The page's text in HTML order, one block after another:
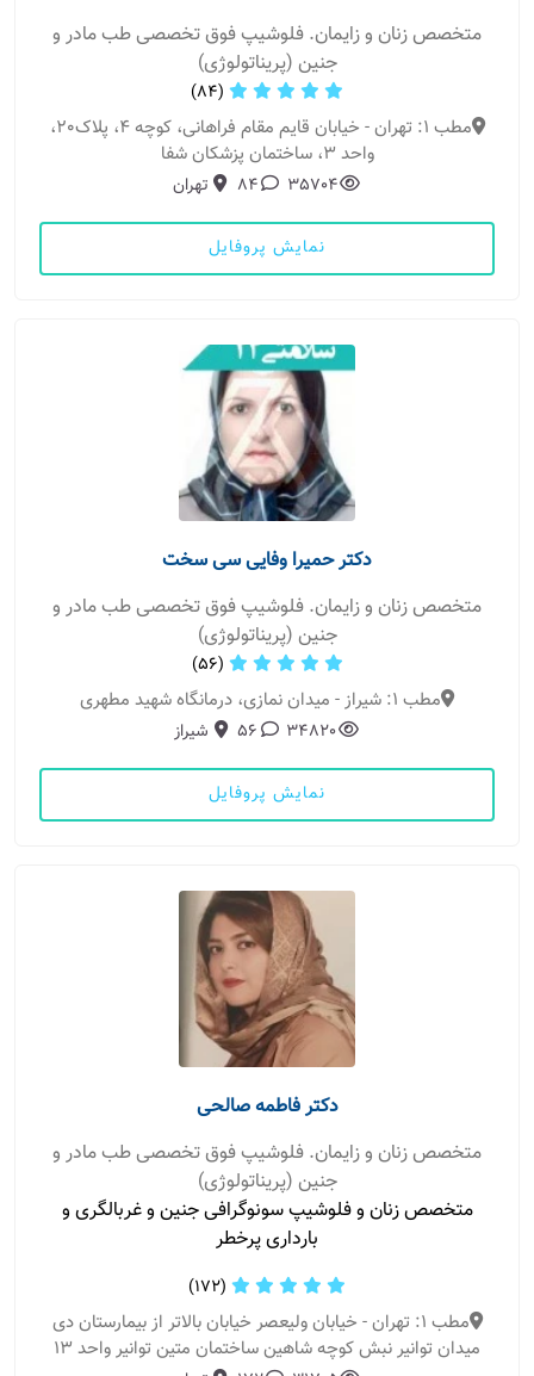
متخصص زنان و زایمان. فلوشیپ فوق تخصصی طب مادر و
جنین (پریناتولوژی)
(84)
مطب 1: تهران - خیابان قایم مقام فراهانی، کوچه 4، پلاک20،
واحد 3، ساختمان پزشکان شفا
35704
84 تهران
نمایش پروفایل
دکتر حمیرا وفایی سی سخت
متخصص زنان و زایمان. فلوشیپ فوق تخصصی طب مادر و
جنین (پریناتولوژی)
(56)
مطب 1: شیراز - میدان نمازی، درمانگاه شهید مطهری
34820
56 شیراز
نمایش پروفایل
دکتر فاطمه صالحی
متخصص زنان و زایمان. فلوشیپ فوق تخصصی طب مادر و
جنین (پریناتولوژی)
متخصص زنان و فلوشیپ سونوگرافی جنین و غربالگری و
بارداری پرخطر
(172)
مطب 1: تهران - خیابان ولیعصر خیابان بالاتر از بیمارستان دی
میدان توانیر نبش کوچه شاهین ساختمان متین توانیر واحد ۱۳